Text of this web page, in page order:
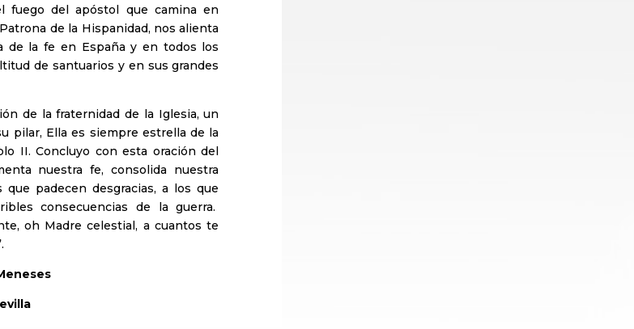
del apóstol que camina en
de la Hispanidad, nos alienta
de la fe en España y en todos los
de santuarios y en sus grandes
de la fraternidad de la Iglesia, un
pilar, Ella es siempre estrella de la
II. Concluyo con esta oración del
nuestra fe, consolida nuestra
que padecen desgracias, a los que
consecuencias de la guerra.
oh Madre celestial, a cuantos te